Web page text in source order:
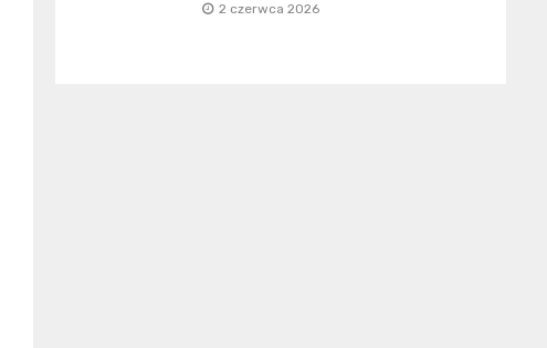
2 czerwca 2026